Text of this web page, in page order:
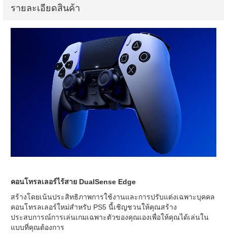
รายละเอียดสินค้า
คอนโทรลเลอร์ไร้สาย DualSense Edge
สร้างโดยเน้นประสิทธิภาพการใช้งานและการปรับแต่งเฉพาะบุคคล
คอนโทรลเลอร์ใหม่สำหรับ PS5 นี้เชิญชวนให้คุณสร้าง
ประสบการณ์การเล่นเกมเฉพาะตัวของคุณเองเพื่อให้คุณได้เล่นใน
แบบที่คุณต้องการ